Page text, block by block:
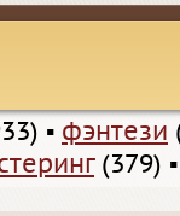
▪ фэнтези
(379)